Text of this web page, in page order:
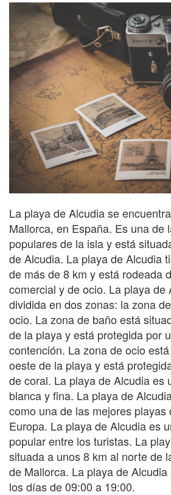
La playa de Alcudia se
Mallorca, en España. Es una de
populares de la isla y está
de Alcudia. La playa de Alcudia
de más de 8 km y está rodeada
comercial y de ocio. La playa de
dividida en dos zonas: la zona
ocio. La zona de baño está
de la playa y está protegida por
contención. La zona de ocio
oeste de la playa y está
de coral. La playa de Alcudia es
blanca y fina. La playa de
como una de las mejores playas
Europa. La playa de Alcudia es
popular entre los turistas. La
situada a unos 8 km al norte de
de Mallorca. La playa de
los días de 09:00 a 19:00.